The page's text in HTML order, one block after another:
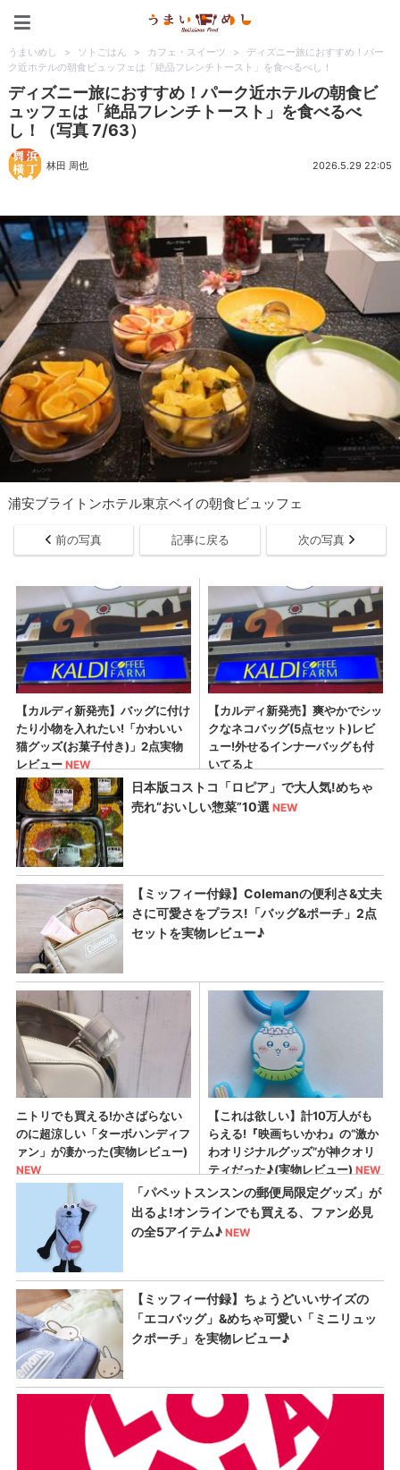
うまいめし > ソトごはん > カフェ・スイーツ >
ディズニー旅におすすめ！パー
ク近ホテルの朝食ビュッフェは「絶品フレンチトースト」を食べるべし！
ディズニー旅におすすめ！パーク近ホテルの朝食ビ
ュッフェは「絶品フレンチトースト」を食べるべ
し！（写真 7/63）
林田 周也 2026.5.29 22:05
浦安ブライトンホテル東京ベイの朝食ビュッフェ
前の写真 記事に戻る 次の写真